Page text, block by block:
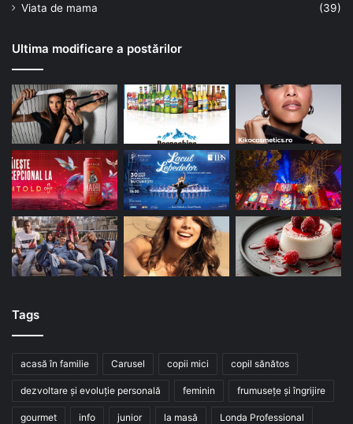
Viata de mama
(39)
Ultima modificare a postărilor
Tags
acasă în familie Carusel copii mici copil sănătos
dezvoltare și evoluție personală feminin frumusețe și îngrijire
gourmet info junior la masă Londa Professional